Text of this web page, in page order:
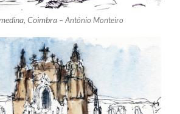
Coimbra –António Monteiro